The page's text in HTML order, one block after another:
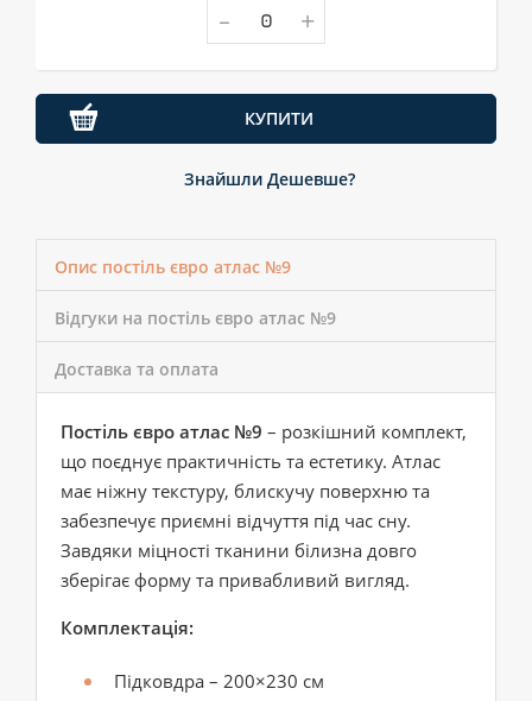
- +
КУПИТИ
Знайшли Дешевше?
Опис постіль євро атлас №9
Відгуки на постіль євро атлас №9
Доставка та оплата
Постіль євро атлас №9 – розкішний комплект,
що поєднує практичність та естетику. Атлас
має ніжну текстуру, блискучу поверхню та
забезпечує приємні відчуття під час сну.
Завдяки міцності тканини білизна довго
зберігає форму та привабливий вигляд.
Комплектація:
Підковдра – 200×230 см